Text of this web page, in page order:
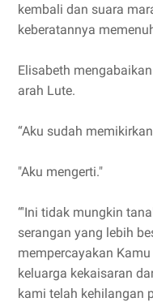
kembali dan suara
keberatannya
Elisabeth
arah Lute.
“Aku sudah
"Aku mengerti."
“'Ini tidak mungkin
serangan yang lebih
mempercayakan
keluarga kekaisaran
kami telah kehilangan